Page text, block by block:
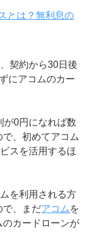
とは？無利息の
契約から30日後
にアコムのカー
が0円になれば数
、初めてアコム
スを活用するほ
を利用される方
で、まだアコム を
カードローンが